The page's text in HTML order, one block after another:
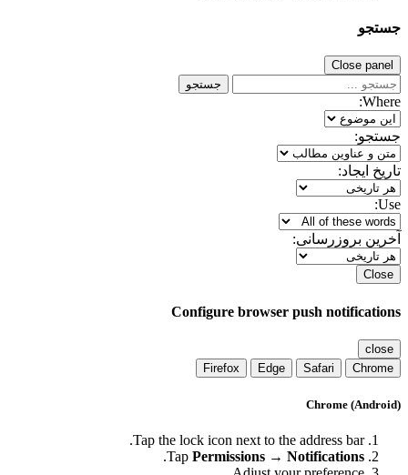
جستجو
Close panel
جستجو
Where:
جستجو:
تاریخ ایجاد:
Use:
آخرین بروزرسانی:
Close
Configure browser push notifications
close
Chrome
Safari
Edge
Firefox
Chrome (Android)
Tap the lock icon next to the address bar.
Tap Permissions → Notifications
.